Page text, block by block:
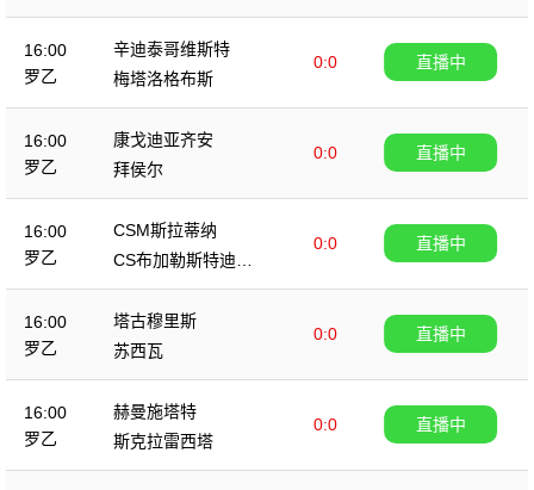
16:00
罗乙
辛迪泰哥维斯特
0:0
梅塔洛格布斯
直播中
16:00
罗乙
康戈迪亚齐安
0:0
拜侯尔
直播中
16:00
罗乙
CSM斯拉蒂纳
0:0
CS布加勒斯特迪纳
摩
直播中
16:00
罗乙
塔古穆里斯
0:0
苏西瓦
直播中
16:00
罗乙
赫曼施塔特
0:0
斯克拉雷西塔
直播中